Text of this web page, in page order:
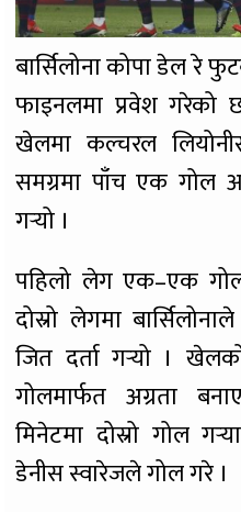
बार्सिलोना कोपा डेल रे
फाइनलमा प्रवेश गरेको
खेलमा कल्चरल
समग्रमा पाँच एक गोल
गर्‍यो ।
पहिलो लेग एक–एक
दोस्रो लेगमा
जित दर्ता गर्‍यो ।
गोलमार्फत अग्रता
मिनेटमा दोस्रो गोल
डेनीस स्वारेजले गोल गरे ।